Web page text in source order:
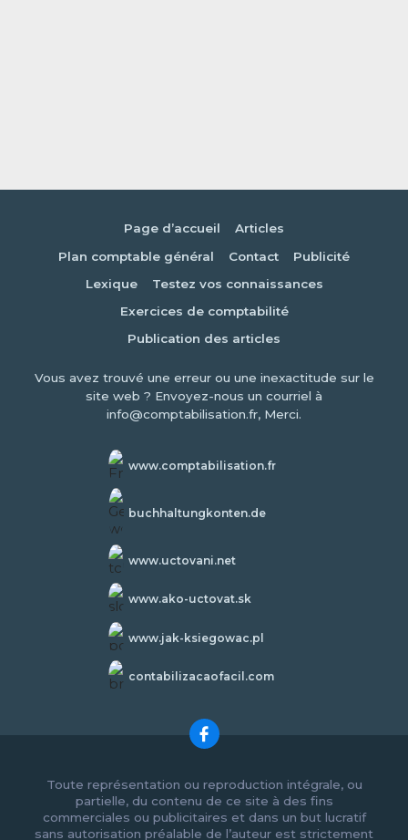
Page d’accueil
Articles
Plan comptable général
Contact
Publicité
Lexique
Testez vos connaissances
Exercices de comptabilité
Publication des articles
Vous avez trouvé une erreur ou une inexactitude sur le
site web ? Envoyez-nous un courriel à
info@comptabilisation.fr, Merci.
www.comptabilisation.fr
buchhaltungkonten.de
www.uctovani.net
www.ako-uctovat.sk
www.jak-ksiegowac.pl
contabilizacaofacil.com
Toute représentation ou reproduction intégrale, ou
partielle, du contenu de ce site à des fins
commerciales ou publicitaires et dans un but lucratif
sans autorisation préalable de l’auteur est strictement